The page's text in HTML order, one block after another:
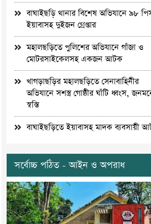
বাঘাইছড়ি থানার বিশেষ অভিযানে ৯৮
ইয়াবাসহ দুইজন গ্রেপ্তার
মহালছড়িতে পুলিশের অভিযানে গাঁজা ও
মোটরসাইকেলসহ একজন আটক
খাগড়াছড়ির মহালছড়িতে সেনাবাহিনীর
অভিযানে সশস্ত্র গোষ্ঠীর ঘাঁটি ধ্বংস,
স্বস্তি
বাঘাইছড়িতে ইয়াবাসহ মাদক ব্যবসায়ী
সর্বোচ্চ পঠিত - আইন ও অপরাধ